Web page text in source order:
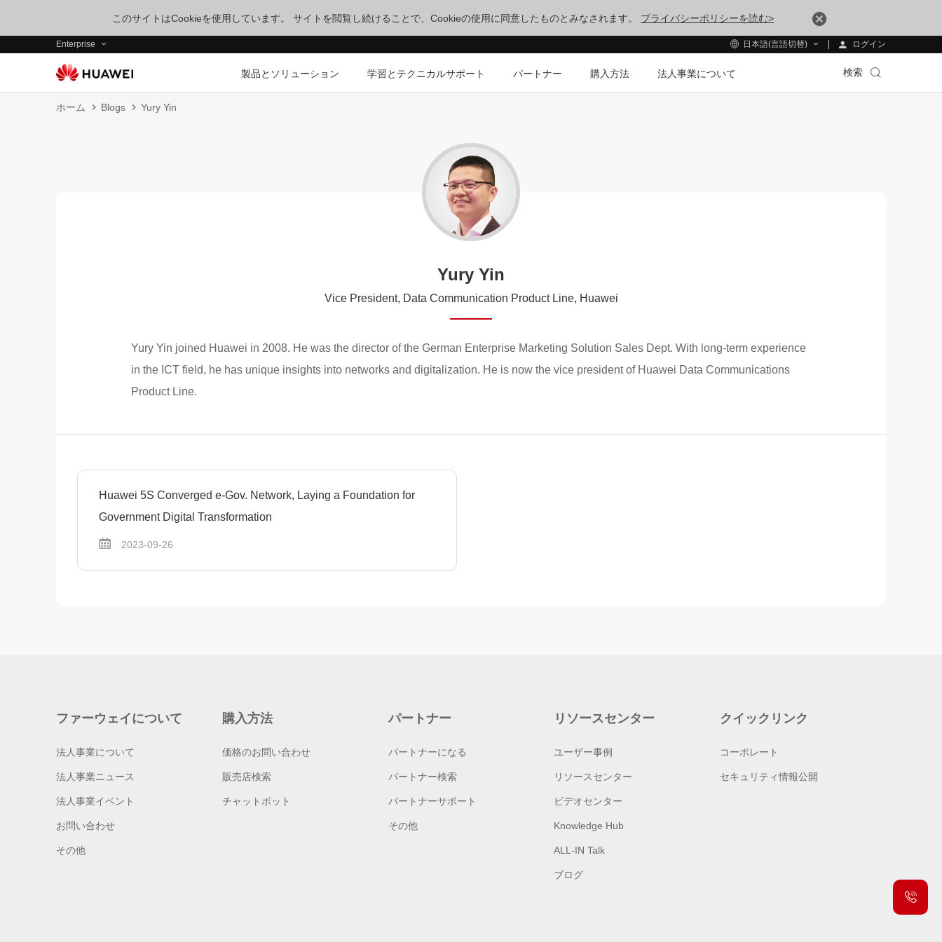
このサイトはCookieを使用しています。 サイトを閲覧し続けることで、Cookieの使用に同意したものとみなされます。 プライバシーポリシーを読む>
Enterprise 日本語(言語切替) ログイン
製品とソリューション 学習とテクニカルサポート パートナー 購入方法 法人事業について 検索
ホーム Blogs Yury Yin
Yury Yin
Vice President, Data Communication Product Line, Huawei
Yury Yin joined Huawei in 2008. He was the director of the German Enterprise Marketing Solution Sales Dept. With long-term experience
in the ICT field, he has unique insights into networks and digitalization. He is now the vice president of Huawei Data Communications
Product Line.
Huawei 5S Converged e-Gov. Network, Laying a Foundation for
Government Digital Transformation
2023-09-26
ファーウェイについて
法人事業について
法人事業ニュース
法人事業イベント
お問い合わせ
その他
購入方法
価格のお問い合わせ
販売店検索
チャットボット
パートナー
パートナーになる
パートナー検索
パートナーサポート
その他
リソースセンター
ユーザー事例
リソースセンター
ビデオセンター
Knowledge Hub
ALL-IN Talk
ブログ
クイックリンク
コーポレート
セキュリティ情報公開